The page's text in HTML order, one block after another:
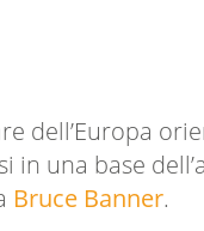
dell’Europa
una base
Bruce Banner.